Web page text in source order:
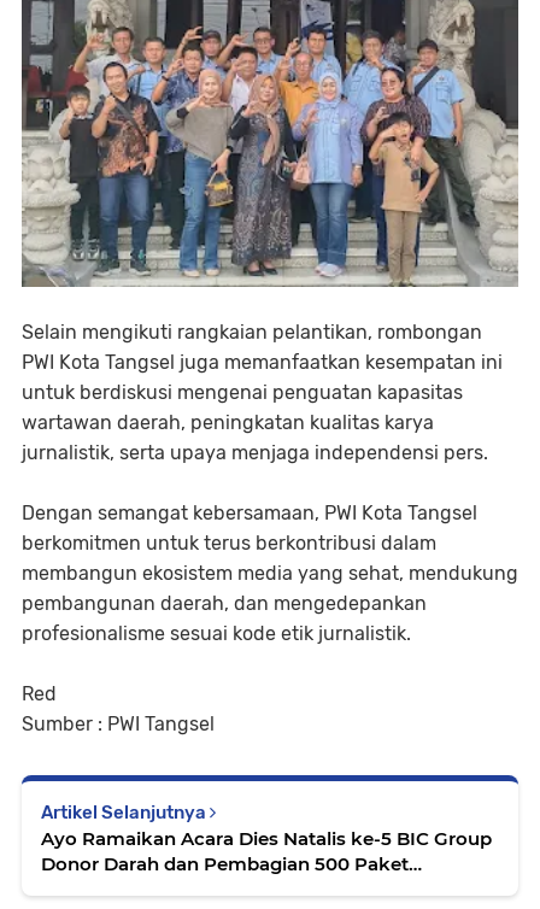
Selain mengikuti rangkaian pelantikan, rombongan
PWI Kota Tangsel juga memanfaatkan kesempatan ini
untuk berdiskusi mengenai penguatan kapasitas
wartawan daerah, peningkatan kualitas karya
jurnalistik, serta upaya menjaga independensi pers.
Dengan semangat kebersamaan, PWI Kota Tangsel
berkomitmen untuk terus berkontribusi dalam
membangun ekosistem media yang sehat, mendukung
pembangunan daerah, dan mengedepankan
profesionalisme sesuai kode etik jurnalistik.
Red
Sumber : PWI Tangsel
Artikel Selanjutnya
Ayo Ramaikan Acara Dies Natalis ke-5 BIC Group
Donor Darah dan Pembagian 500 Paket